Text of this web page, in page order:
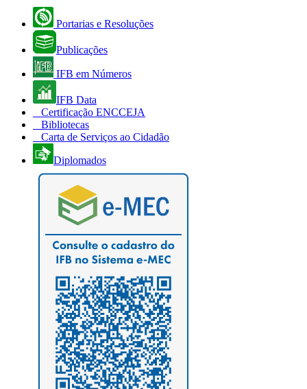
Portarias e Resoluções
Publicações
IFB em Números
IFB Data
Certificação ENCCEJA
Bibliotecas
Carta de Serviços ao Cidadão
Diplomados